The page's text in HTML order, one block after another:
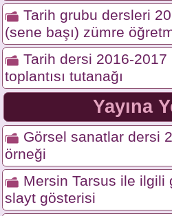
Tarih grubu dersleri
(sene başı) zümre
Tarih dersi 2016-2017
toplantısı tutanağı
Yayına
Görsel sanatlar dersi
örneği
Mersin Tarsus ile ilgili
slayt gösterisi